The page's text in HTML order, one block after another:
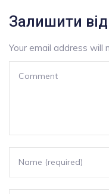
Залишити
Your email address will